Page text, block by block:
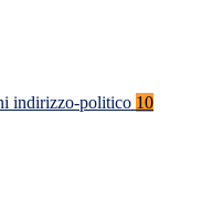
indirizzo-politico 10